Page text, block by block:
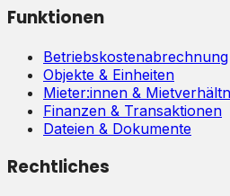
Funktionen
Betriebskostenabrechnung
Objekte & Einheiten
Mieter:innen &
Finanzen & Transaktionen
Dateien & Dokumente
Rechtliches